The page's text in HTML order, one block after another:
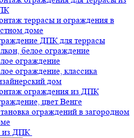
террасы и ограждения в
доме
ДПК для террасы
белое ограждение
ограждение
ограждение, классика
дом
ограждения из ДПК
цвет Венге
ограждений в загородном
из ДПК